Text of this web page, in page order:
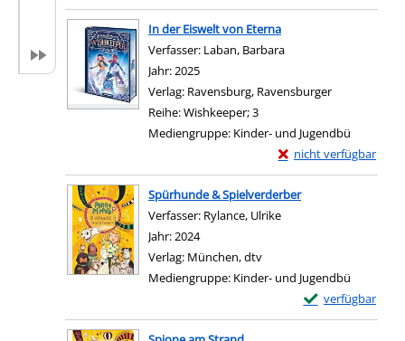
Zum Download von
In der Eiswelt von Eterna
Verfasser: Laban, Barbara
Jahr:2025
Verlag: Ravensburg, Ravensburger
Reihe:Wishkeeper; 3
Mediengruppe: Kinder- und Jugendbü
nicht verfügbar
Exemplar-Details von
Zum Download von
Spürhunde & Spielverderber
Verfasser: Rylance, Ulrike
Jahr:2024
Verlag: München, dtv
Mediengruppe: Kinder- und Jugendbü
verfügbar
Exemplar-Details
Zum Download